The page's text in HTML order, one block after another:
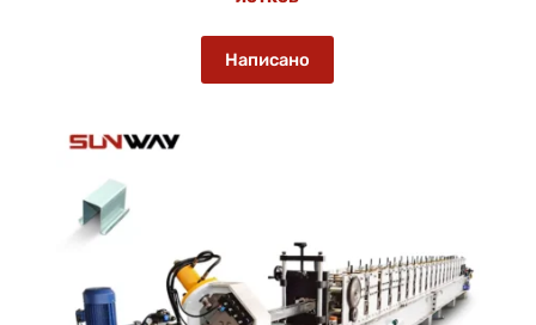
Написано